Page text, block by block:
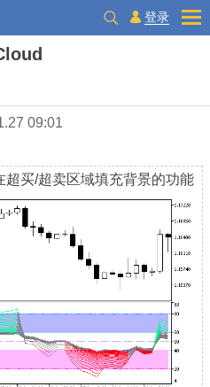
登录
09:01
买/超卖区域填充背景的功能